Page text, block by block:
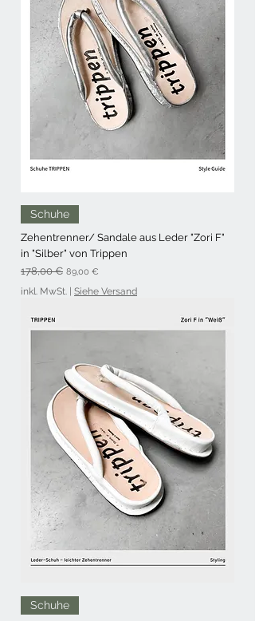
Schuhe
Zehentrenner/ Sandale aus Leder "Zori F"
in "Silber" von Trippen
Standardpreis
178,00 € Sale-Preis
89,00 €
inkl. MwSt. Siehe Versand
Schuhe